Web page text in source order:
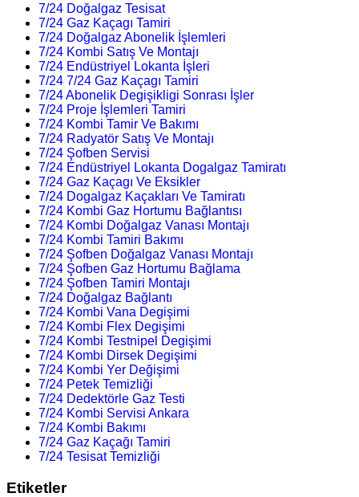
7/24 Doğalgaz Tesisat
7/24 Gaz Kaçagı Tamiri
7/24 Doğalgaz Abonelik İşlemleri
7/24 Kombi Satış Ve Montajı
7/24 Endüstriyel Lokanta İşleri
7/24 7/24 Gaz Kaçagı Tamiri
7/24 Abonelik Degişikligi Sonrası İşler
7/24 Proje İşlemleri Tamiri
7/24 Kombi Tamir Ve Bakımı
7/24 Radyatör Satış Ve Montajı
7/24 Şofben Servisi
7/24 Endüstriyel Lokanta Dogalgaz Tamiratı
7/24 Gaz Kaçagı Ve Eksikler
7/24 Dogalgaz Kaçakları Ve Tamiratı
7/24 Kombi Gaz Hortumu Bağlantısı
7/24 Kombi Doğalgaz Vanası Montajı
7/24 Kombi Tamiri Bakımı
7/24 Şofben Doğalgaz Vanası Montajı
7/24 Şofben Gaz Hortumu Bağlama
7/24 Şofben Tamiri Montajı
7/24 Doğalgaz Bağlantı
7/24 Kombi Vana Degişimi
7/24 Kombi Flex Degişimi
7/24 Kombi Testnipel Degişimi
7/24 Kombi Dirsek Degişimi
7/24 Kombi Yer Değişimi
7/24 Petek Temizliği
7/24 Dedektörle Gaz Testi
7/24 Kombi Servisi Ankara
7/24 Kombi Bakımı
7/24 Gaz Kaçağı Tamiri
7/24 Tesisat Temizliği
Etiketler